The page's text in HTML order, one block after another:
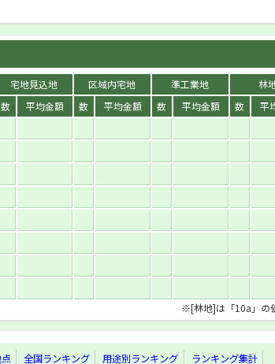
宅地見込地 区域内宅地 準工業地
林
数 平均金額 数 平均金額 数 平均金額 数
平
※[林地]は「10a」の
全国ランキング 用途別ランキング ランキング集計